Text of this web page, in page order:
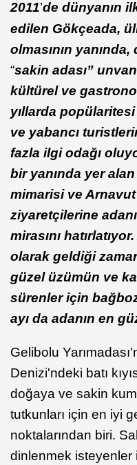
2011’de dünyanın
edilen Gökçeada,
olmasının
“sakin adası”
kültürel ve
yıllarda
ve yabancı
fazla ilgi odağı
bir yanında yer
mimarisi ve Arnavut
ziyaretçilerine
mirasını hat
olarak geldiği
güzel üzümün ve
sürenler için
ayı da adanın en g
Gelibolu
Denizi'ndeki batı
doğaya ve sakin
tutkunları için en iyi
noktalarından biri.
dinlenmek isteyenler